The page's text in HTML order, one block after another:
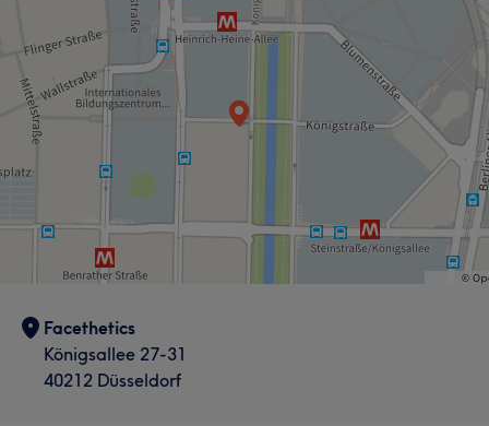
Facethetics
Königsallee 27-31
40212 Düsseldorf